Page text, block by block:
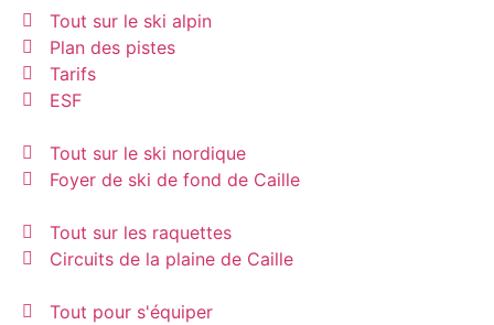
Tout sur le ski alpin
Plan des pistes
Tarifs
ESF
Tout sur le ski nordique
Foyer de ski de fond de Caille
Tout sur les raquettes
Circuits de la plaine de Caille
Tout pour s'équiper